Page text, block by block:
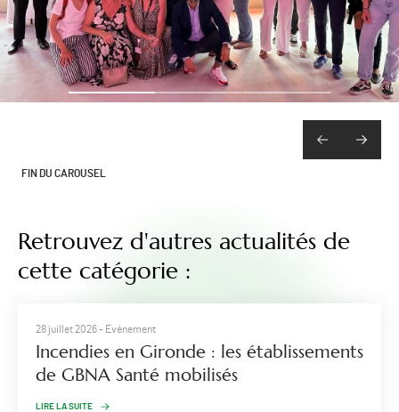
FIN DU CAROUSEL
Retrouvez d'autres actualités de
cette catégorie :
28 juillet 2026- Evénement
Incendies en Gironde : les établissements
de GBNA Santé mobilisés
LIRE LA SUITE